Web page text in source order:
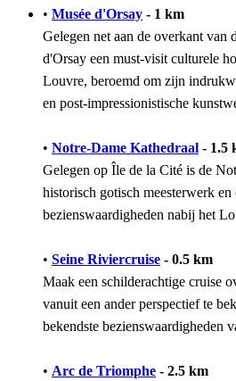
• Musée d'Orsay - 1 km
Gelegen net aan de overkant van
d'Orsay een must-visit culturele
Louvre, beroemd om zijn
en post-impressionistische
• Notre-Dame Kathedraal - 1.5
Gelegen op Île de la Cité is de
historisch gotisch meesterwerk en
bezienswaardigheden nabij het
• Seine Riviercruise - 0.5 km
Maak een schilderachtige cruise
vanuit een ander perspectief te
bekendste bezienswaardigheden
• Arc de Triomphe - 2.5 km